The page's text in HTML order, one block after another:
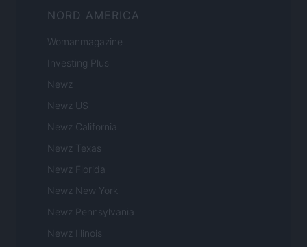
NORD AMERICA
Womanmagazine
Investing Plus
Newz
Newz US
Newz California
Newz Texas
Newz Florida
Newz New York
Newz Pennsylvania
Newz Illinois